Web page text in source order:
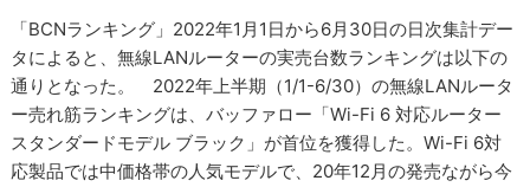
「BCNランキング」2022年1月1日から6月30日の日次集計デー
タによると、無線LANルーターの実売台数ランキングは以下の
通りとなった。 2022年上半期（1/1-6/30）の無線LANルータ
ー売れ筋ランキングは、バッファロー「Wi-Fi 6 対応ルーター
スタンダードモデル ブラック」が首位を獲得した。Wi-Fi 6対
応製品では中価格帯の人気モデルで、20年12月の発売ながら今